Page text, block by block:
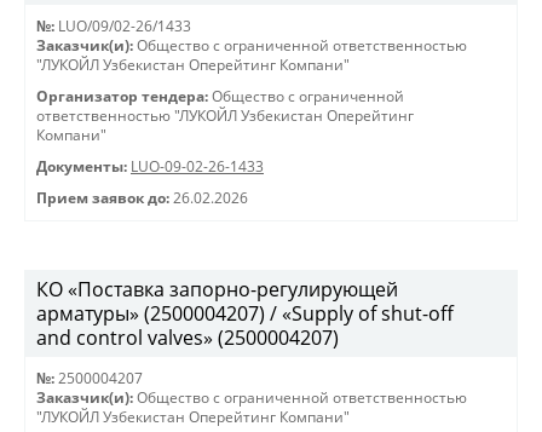
№: LUO/09/02-26/1433
Заказчик(и): Общество с ограниченной ответственностью
"ЛУКОЙЛ Узбекистан Оперейтинг Компани"
Организатор тендера: Общество с ограниченной
ответственностью "ЛУКОЙЛ Узбекистан Оперейтинг
Компани"
Документы: LUO-09-02-26-1433
Прием заявок до: 26.02.2026
КО «Поставка запорно-регулирующей
арматуры» (2500004207) / «Supply of shut-off
and control valves» (2500004207)
№: 2500004207
Заказчик(и): Общество с ограниченной ответственностью
"ЛУКОЙЛ Узбекистан Оперейтинг Компани"